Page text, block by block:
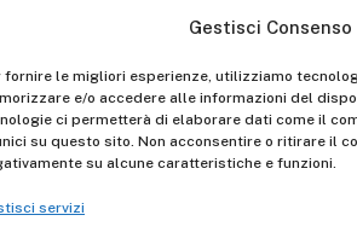
Gestisci Consenso
fornire le migliori esperienze, utilizziamo
e/o accedere alle informazioni del
ci permetterà di elaborare dati come il
su questo sito. Non acconsentire o ritirare il
su alcune caratteristiche e funzioni.
servizi